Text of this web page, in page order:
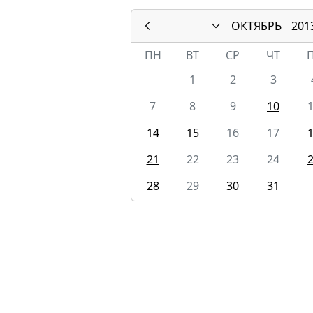
ОКТЯБРЬ
ПН
ВТ СР ЧТ
1
2 3
7
8 9 10
14
15 16 17
21
22 23 24
28
29 30 31